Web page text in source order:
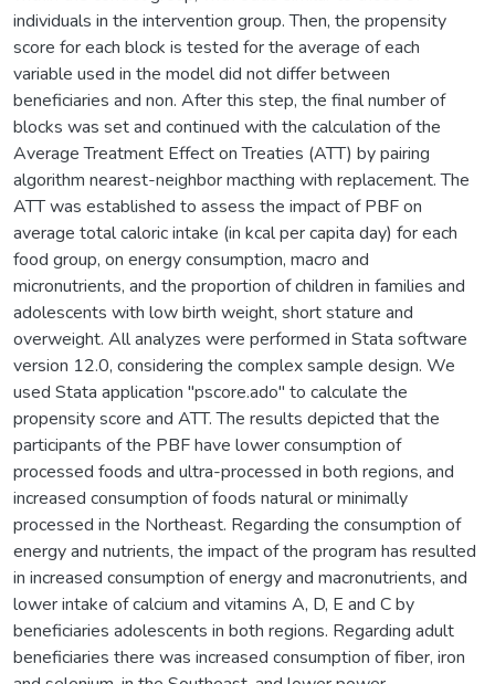
individuals in the intervention group. Then, the propensity
score for each block is tested for the average of each
variable used in the model did not differ between
beneficiaries and non. After this step, the final number of
blocks was set and continued with the calculation of the
Average Treatment Effect on Treaties (ATT) by pairing
algorithm nearest-neighbor macthing with replacement. The
ATT was established to assess the impact of PBF on
average total caloric intake (in kcal per capita day) for each
food group, on energy consumption, macro and
micronutrients, and the proportion of children in families and
adolescents with low birth weight, short stature and
overweight. All analyzes were performed in Stata software
version 12.0, considering the complex sample design. We
used Stata application "pscore.ado" to calculate the
propensity score and ATT. The results depicted that the
participants of the PBF have lower consumption of
processed foods and ultra-processed in both regions, and
increased consumption of foods natural or minimally
processed in the Northeast. Regarding the consumption of
energy and nutrients, the impact of the program has resulted
in increased consumption of energy and macronutrients, and
lower intake of calcium and vitamins A, D, E and C by
beneficiaries adolescents in both regions. Regarding adult
beneficiaries there was increased consumption of fiber, iron